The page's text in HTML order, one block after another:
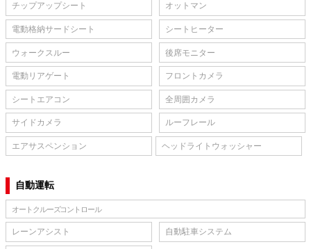
チップアップシート オットマン
電動格納サードシート シートヒーター
ウォークスルー 後席モニター
電動リアゲート フロントカメラ
シートエアコン 全周囲カメラ
サイドカメラ ルーフレール
エアサスペンション ヘッドライトウォッシャー
自動運転
オートクルーズコントロール
レーンアシスト 自動駐車システム